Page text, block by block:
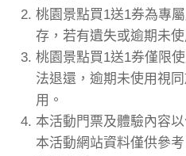
桃園景點買1送1券為專
存，若有遺失或逾期未
桃園景點買1送1券僅限
法退還，逾期未使用視
用。
本活動門票及體驗內容
本活動網站資料僅供參